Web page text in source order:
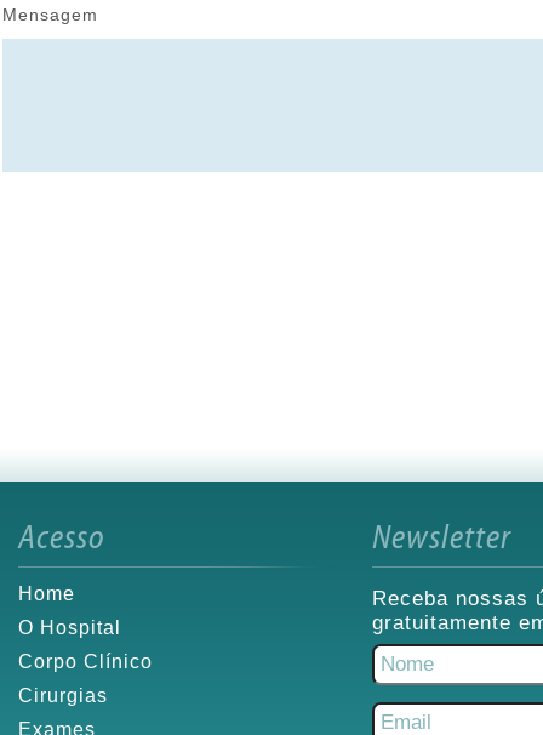
Mensagem
Acesso
Home
O Hospital
Corpo Clínico
Cirurgias
Exames
Newsletter
Receba nossas
gratuitamente